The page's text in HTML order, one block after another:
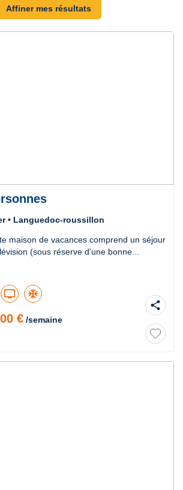
Affiner mes résultats
• Languedoc-roussillon
maison de vacances comprend un séjour
(sous réserve d'une bonne...
tv ac_unit
€ /semaine
share